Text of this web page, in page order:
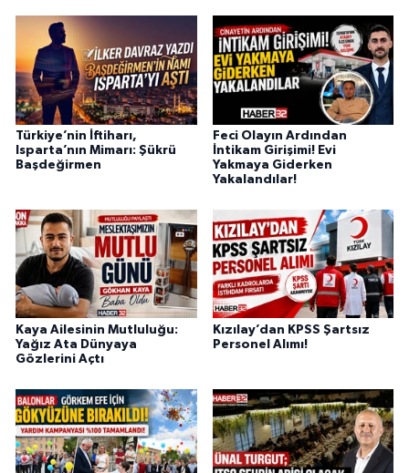
Türkiye’nin İftiharı,
Isparta’nın Mimarı: Şükrü
Başdeğirmen
Feci Olayın Ardından
İntikam Girişimi! Evi
Yakmaya Giderken
Yakalandılar!
Kaya Ailesinin Mutluluğu:
Yağız Ata Dünyaya
Gözlerini Açtı
Kızılay’dan KPSS Şartsız
Personel Alımı!